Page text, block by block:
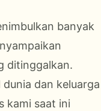
banyak
ditinggalkan.
dan keluarga
kami saat ini